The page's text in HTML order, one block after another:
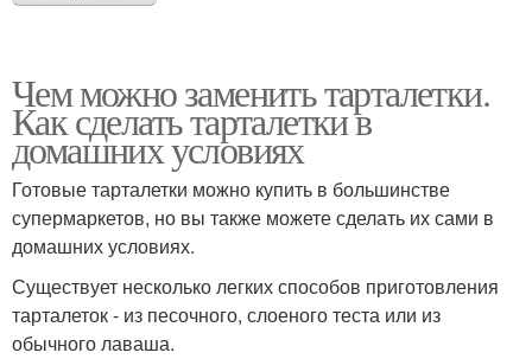
Чем можно заменить тарталетки.
Как сделать тарталетки в
домашних условиях
Готовые тарталетки можно купить в большинстве
супермаркетов, но вы также можете сделать их сами в
домашних условиях.
Существует несколько легких способов приготовления
тарталеток - из песочного, слоеного теста или из
обычного лаваша.